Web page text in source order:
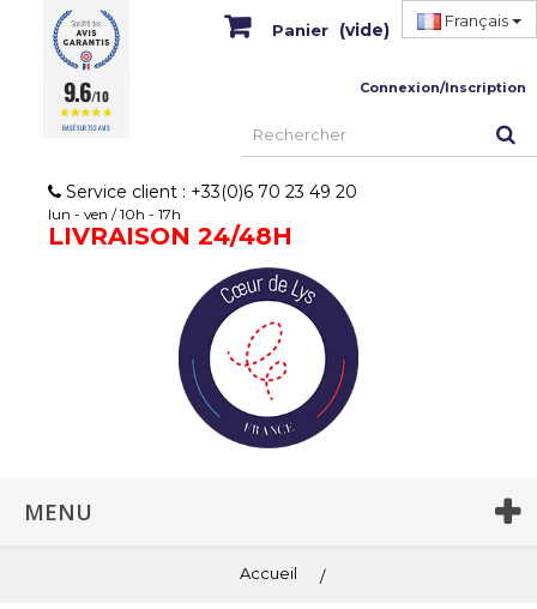
Français
Panier (vide)
Connexion/Inscription
Service client : +33(0)6 70 23 49 20
lun - ven / 10h - 17h
LIVRAISON 24/48H
MENU
Accueil
9.6/10
BASÉ SUR 732 AVIS